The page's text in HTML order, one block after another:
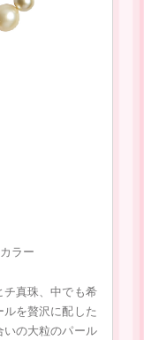
ラー
チ真珠、中でも希
を贅沢に配した
いの大粒のパール